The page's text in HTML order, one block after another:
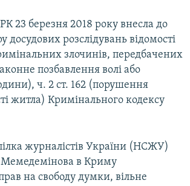
23 березня 2018 року внесла до
досудових розслідувань відомості
злочинів, передбачених
позбавлення волі або
ч. 2 ст. 162 (порушення
житла) Кримінального кодексу
журналістів України (НСЖУ)
в Криму
на свободу думки, вільне